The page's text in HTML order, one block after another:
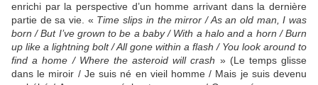
enrichi par la perspective d’un homme arrivant dans la dernière
partie de sa vie. « Time slips in the mirror / As an old man, I was
born / But I’ve grown to be a baby / With a halo and a horn / Burn
up like a lightning bolt / All gone within a flash / You look around to
find a home / Where the asteroid will crash » (Le temps glisse
dans le miroir / Je suis né en vieil homme / Mais je suis devenu